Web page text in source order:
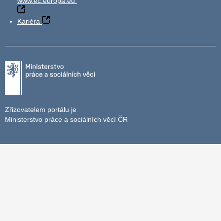
Kariéra
Zřizovatelem portálu je
Ministerstvo práce a sociálních věcí ČR